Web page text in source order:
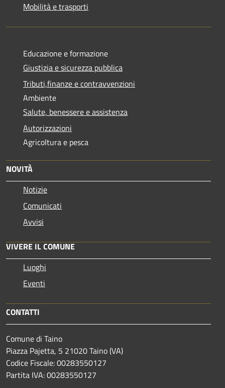
Mobilità e trasporti
Educazione e formazione
Giustizia e sicurezza pubblica
Tributi,finanze e contravvenzioni
Ambiente
Salute, benessere e assistenza
Autorizzazioni
Agricoltura e pesca
NOVITÀ
Notizie
Comunicati
Avvisi
VIVERE IL COMUNE
Luoghi
Eventi
CONTATTI
Comune di Taino
Piazza Pajetta, 5 21020 Taino (VA)
Codice Fiscale: 00283550127
Partita IVA: 00283550127